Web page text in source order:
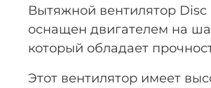
Вытяжной вентилятор
оснащен двигателем на
который обладает
Этот вентилятор имеет